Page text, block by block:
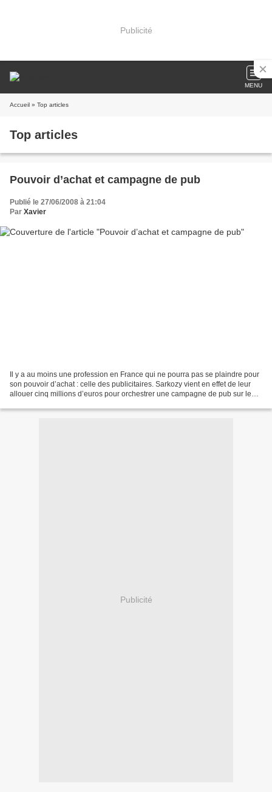
Publicité
MENU
Accueil » Top articles
Top articles
Pouvoir d’achat et campagne de pub
Publié le 27/06/2008 à 21:04
Par Xavier
Il y a au moins une profession en France qui ne pourra pas se plaindre pour
son pouvoir d’achat : celle des publicitaires. Sarkozy vient en effet de leur
allouer cinq millions d’euros pour orchestrer une campagne de pub sur le
Publicité